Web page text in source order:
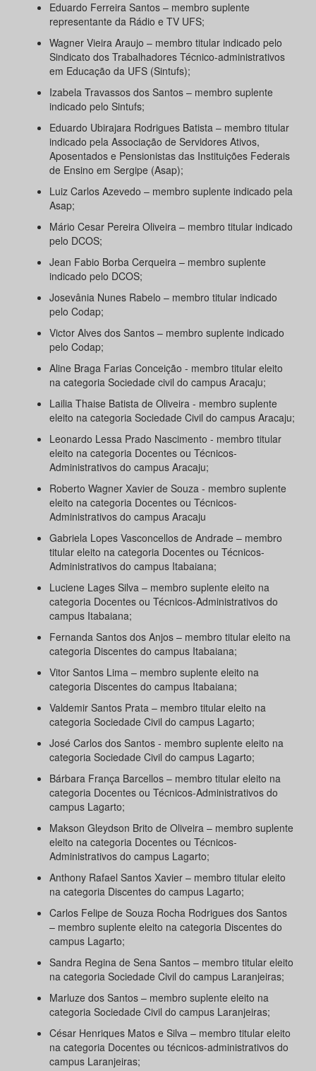
Eduardo Ferreira Santos – membro suplente
representante da Rádio e TV UFS;
Wagner Vieira Araujo – membro titular indicado pelo
Sindicato dos Trabalhadores Técnico-administrativos
em Educação da UFS (Sintufs);
Izabela Travassos dos Santos – membro suplente
indicado pelo Sintufs;
Eduardo Ubirajara Rodrigues Batista – membro titular
indicado pela Associação de Servidores Ativos,
Aposentados e Pensionistas das Instituições Federais
de Ensino em Sergipe (Asap);
Luiz Carlos Azevedo – membro suplente indicado pela
Asap;
Mário Cesar Pereira Oliveira – membro titular indicado
pelo DCOS;
Jean Fabio Borba Cerqueira – membro suplente
indicado pelo DCOS;
Josevânia Nunes Rabelo – membro titular indicado
pelo Codap;
Victor Alves dos Santos – membro suplente indicado
pelo Codap;
Aline Braga Farias Conceição - membro titular eleito
na categoria Sociedade civil do campus Aracaju;
Lailia Thaise Batista de Oliveira - membro suplente
eleito na categoria Sociedade Civil do campus Aracaju;
Leonardo Lessa Prado Nascimento - membro titular
eleito na categoria Docentes ou Técnicos-
Administrativos do campus Aracaju;
Roberto Wagner Xavier de Souza - membro suplente
eleito na categoria Docentes ou Técnicos-
Administrativos do campus Aracaju
Gabriela Lopes Vasconcellos de Andrade – membro
titular eleito na categoria Docentes ou Técnicos-
Administrativos do campus Itabaiana;
Luciene Lages Silva – membro suplente eleito na
categoria Docentes ou Técnicos-Administrativos do
campus Itabaiana;
Fernanda Santos dos Anjos – membro titular eleito na
categoria Discentes do campus Itabaiana;
Vitor Santos Lima – membro suplente eleito na
categoria Discentes do campus Itabaiana;
Valdemir Santos Prata – membro titular eleito na
categoria Sociedade Civil do campus Lagarto;
José Carlos dos Santos - membro suplente eleito na
categoria Sociedade Civil do campus Lagarto;
Bárbara França Barcellos – membro titular eleito na
categoria Docentes ou Técnicos-Administrativos do
campus Lagarto;
Makson Gleydson Brito de Oliveira – membro suplente
eleito na categoria Docentes ou Técnicos-
Administrativos do campus Lagarto;
Anthony Rafael Santos Xavier – membro titular eleito
na categoria Discentes do campus Lagarto;
Carlos Felipe de Souza Rocha Rodrigues dos Santos
– membro suplente eleito na categoria Discentes do
campus Lagarto;
Sandra Regina de Sena Santos – membro titular eleito
na categoria Sociedade Civil do campus Laranjeiras;
Marluze dos Santos – membro suplente eleito na
categoria Sociedade Civil do campus Laranjeiras;
César Henriques Matos e Silva – membro titular eleito
na categoria Docentes ou técnicos-administrativos do
campus Laranjeiras;